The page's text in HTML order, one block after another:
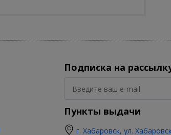
Подписка на
Пункты выдачи
г. Хабаровск, ул.